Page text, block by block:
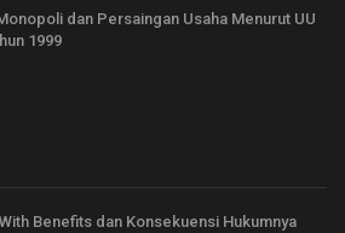
dan Persaingan Usaha Menurut UU
1999
Benefits dan Konsekuensi Hukumnya